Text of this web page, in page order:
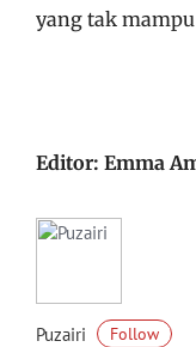
yang tak
Editor: Emma
Puzairi Follow